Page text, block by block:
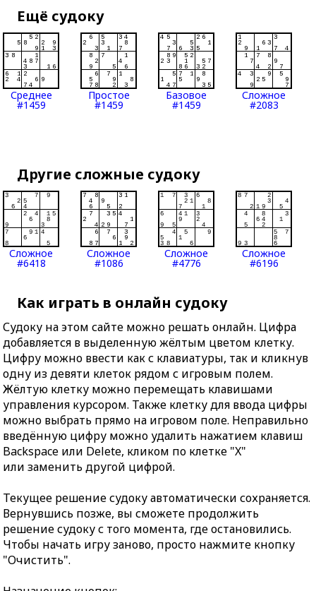
Ещё судоку
Среднее
#1459
Простое
#1459
Базовое
#1459
Сложное
#2083
Другие сложные судоку
Сложное
#6418
Сложное
#1086
Сложное
#4776
Сложное
#6196
Как играть в онлайн судоку
Судоку на этом сайте можно решать онлайн. Цифра
добавляется в выделенную жёлтым цветом клетку.
Цифру можно ввести как с клавиатуры, так и кликнув
одну из девяти клеток рядом с игровым полем.
Жёлтую клетку можно перемещать клавишами
управления курсором. Также клетку для ввода цифры
можно выбрать прямо на игровом поле. Неправильно
введённую цифру можно удалить нажатием клавиш
Backspace или Delete, кликом по клетке "X"
или заменить другой цифрой.
Текущее решение судоку автоматически сохраняется.
Вернувшись позже, вы сможете продолжить
решение судоку с того момента, где остановились.
Чтобы начать игру заново, просто нажмите кнопку
"Очистить".